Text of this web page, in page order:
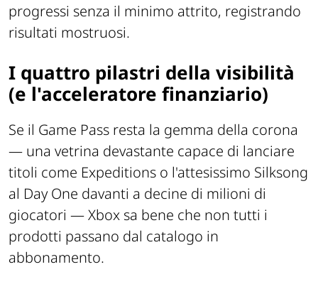
progressi senza il minimo attrito, registrando
risultati mostruosi.
I quattro pilastri della visibilità
(e l'acceleratore finanziario)
Se il Game Pass resta la gemma della corona
— una vetrina devastante capace di lanciare
titoli come Expeditions o l'attesissimo Silksong
al Day One davanti a decine di milioni di
giocatori — Xbox sa bene che non tutti i
prodotti passano dal catalogo in
abbonamento.